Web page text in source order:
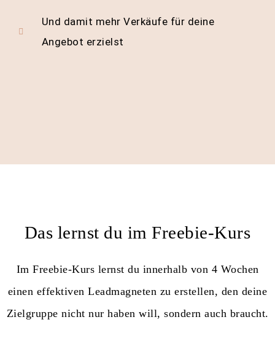
Und damit mehr Verkäufe für deine
Angebot erzielst
Das lernst du im Freebie-Kurs
Im Freebie-Kurs lernst du innerhalb von 4 Wochen
einen effektiven Leadmagneten zu erstellen, den deine
Zielgruppe nicht nur haben will, sondern auch braucht.